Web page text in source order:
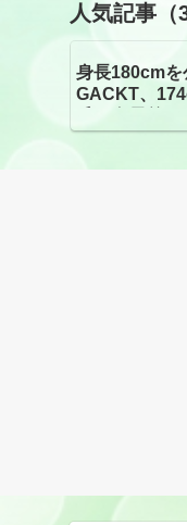
人気記事（
身長180cmを
GACKT、
トざわつき